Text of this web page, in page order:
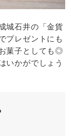
城石井の「金貨
プレゼントにも
菓子としても◎
いかがでしょう